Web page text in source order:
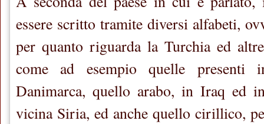
essere scritto tramite diversi alfabeti,
per quanto riguarda la Turchia ed
come ad esempio quelle
Danimarca, quello arabo, in Iraq ed
vicina Siria, ed anche quello cirillico,